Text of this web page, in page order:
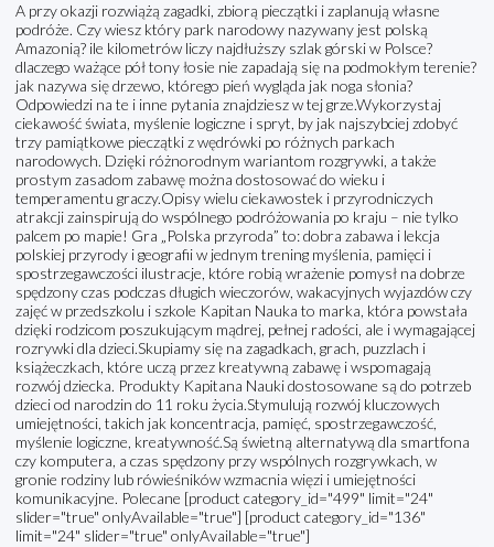
A przy okazji rozwiążą zagadki, zbiorą pieczątki i zaplanują własne
podróże. Czy wiesz który park narodowy nazywany jest polską
Amazonią? ile kilometrów liczy najdłuższy szlak górski w Polsce?
dlaczego ważące pół tony łosie nie zapadają się na podmokłym terenie?
jak nazywa się drzewo, którego pień wygląda jak noga słonia?
Odpowiedzi na te i inne pytania znajdziesz w tej grze.Wykorzystaj
ciekawość świata, myślenie logiczne i spryt, by jak najszybciej zdobyć
trzy pamiątkowe pieczątki z wędrówki po różnych parkach
narodowych. Dzięki różnorodnym wariantom rozgrywki, a także
prostym zasadom zabawę można dostosować do wieku i
temperamentu graczy.Opisy wielu ciekawostek i przyrodniczych
atrakcji zainspirują do wspólnego podróżowania po kraju – nie tylko
palcem po mapie! Gra „Polska przyroda” to: dobra zabawa i lekcja
polskiej przyrody i geografii w jednym trening myślenia, pamięci i
spostrzegawczości ilustracje, które robią wrażenie pomysł na dobrze
spędzony czas podczas długich wieczorów, wakacyjnych wyjazdów czy
zajęć w przedszkolu i szkole Kapitan Nauka to marka, która powstała
dzięki rodzicom poszukującym mądrej, pełnej radości, ale i wymagającej
rozrywki dla dzieci.Skupiamy się na zagadkach, grach, puzzlach i
książeczkach, które uczą przez kreatywną zabawę i wspomagają
rozwój dziecka. Produkty Kapitana Nauki dostosowane są do potrzeb
dzieci od narodzin do 11 roku życia.Stymulują rozwój kluczowych
umiejętności, takich jak koncentracja, pamięć, spostrzegawczość,
myślenie logiczne, kreatywność.Są świetną alternatywą dla smartfona
czy komputera, a czas spędzony przy wspólnych rozgrywkach, w
gronie rodziny lub rówieśników wzmacnia więzi i umiejętności
komunikacyjne. Polecane [product category_id="499" limit="24"
slider="true" onlyAvailable="true"] [product category_id="136"
limit="24" slider="true" onlyAvailable="true"]